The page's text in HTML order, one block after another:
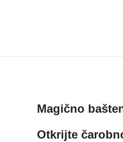
Magično
Otkrijte